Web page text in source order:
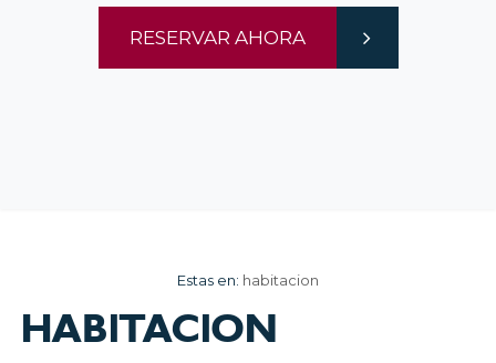
Estas en: habitacion
HABITACION
RESERVAR AHORA